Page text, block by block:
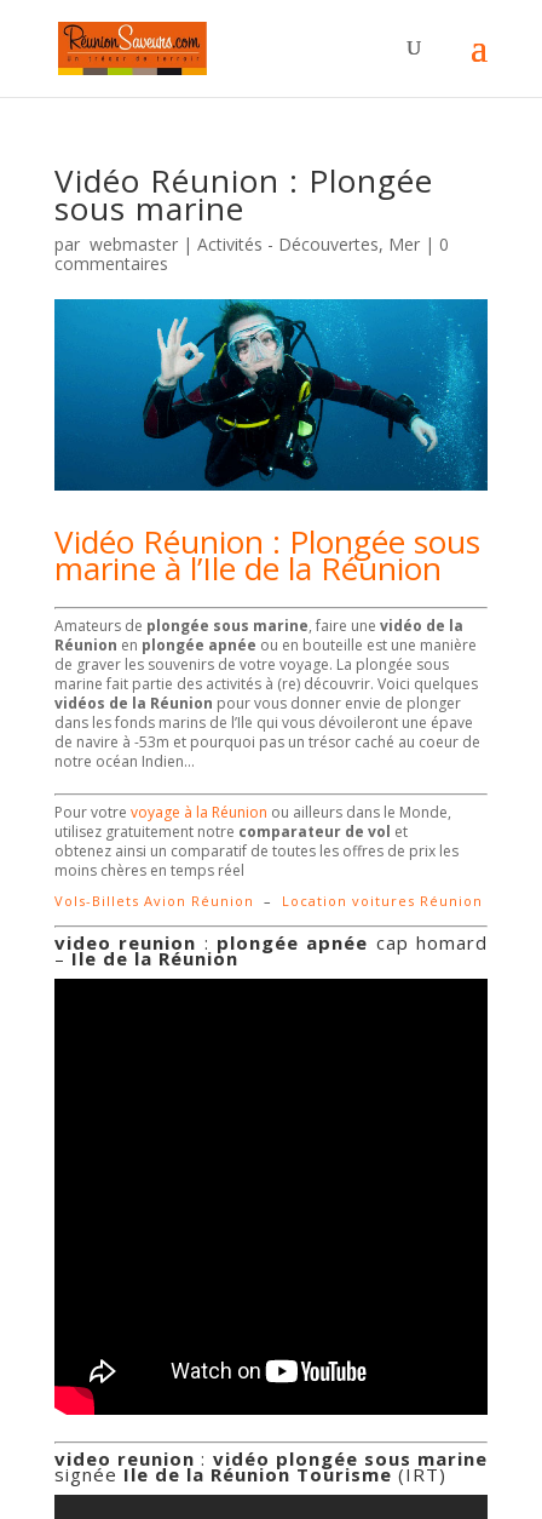
Vidéo Réunion : Plongée
sous marine
par webmaster| Activités - Découvertes, Mer| 0
commentaires
Vidéo Réunion : Plongée sous
marineà l’Ile de la Réunion
Amateurs de plongée sous marine, faire une vidéo de la
Réunion en plongée apnée ou en bouteille est une manière
de graver les souvenirs de votre voyage. La plongée sous
marine fait partie des activités à (re) découvrir. Voici quelques
vidéos de la Réunion pour vous donner envie de plonger
dans les fonds marins de l’Ile qui vous dévoileront une épave
de navire à -53m et pourquoi pas un trésor caché au coeur de
notre océan Indien…
Pour votre voyage à la Réunion ou ailleurs dans le Monde,
utilisez gratuitement notre comparateur de vol et
obtenez ainsi un comparatif de toutes les offres de prix les
moins chères en temps réel
Vols-Billets Avion Réunion – Location voitures Réunion
video reunion : plongée apnée cap homard
–Ile de la Réunion
video reunion : vidéo plongée sous marine
signéeIle de la Réunion Tourisme(IRT)